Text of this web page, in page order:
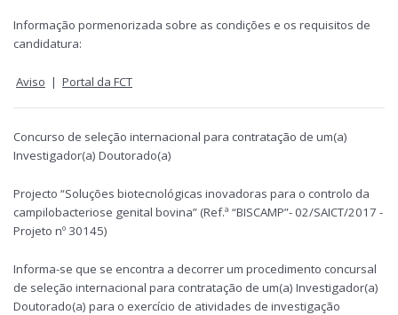
Informação pormenorizada sobre as condições e os requisitos de
candidatura:
Aviso | Portal da FCT
Concurso de seleção internacional para contratação de um(a)
Investigador(a) Doutorado(a)
Projecto “Soluções biotecnológicas inovadoras para o controlo da
campilobacteriose genital bovina” (Ref.ª “BISCAMP”- 02/SAICT/2017 -
Projeto nº 30145)
Informa-se que se encontra a decorrer um procedimento concursal
de seleção internacional para contratação de um(a) Investigador(a)
Doutorado(a) para o exercício de atividades de investigação